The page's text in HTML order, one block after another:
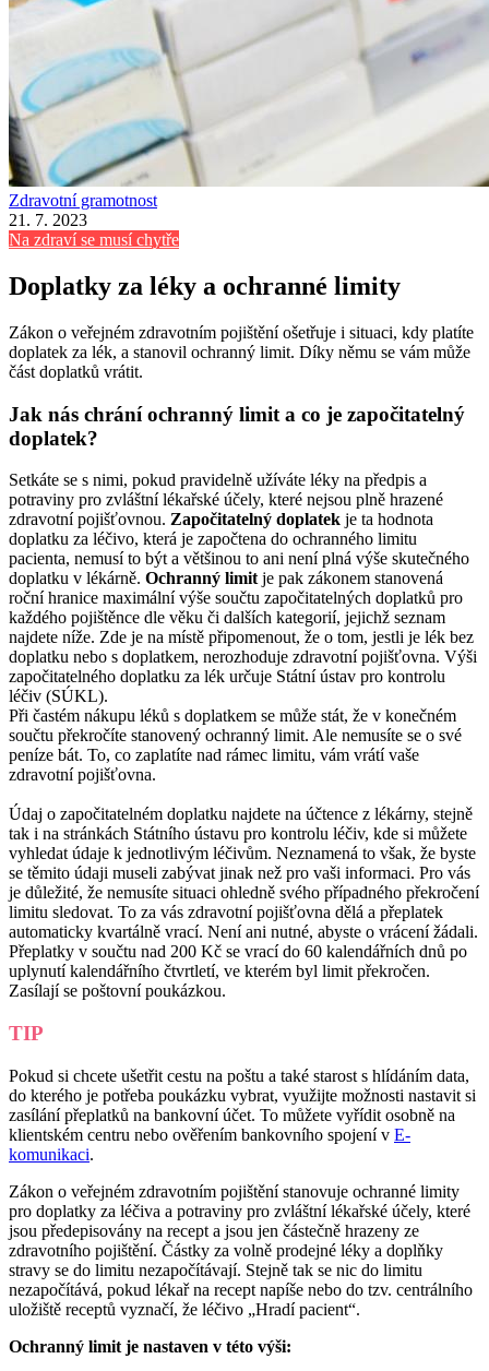
Zdravotní gramotnost
21. 7. 2023
Na zdraví se musí chytře
Doplatky za léky a ochranné limity
Zákon o veřejném zdravotním pojištění ošetřuje i situaci, kdy platíte
doplatek za lék, a stanovil ochranný limit. Díky němu se vám může
část doplatků vrátit.
Jak nás chrání ochranný limit a co je započitatelný
doplatek?
Setkáte se s nimi, pokud pravidelně užíváte léky na předpis a
potraviny pro zvláštní lékařské účely, které nejsou plně hrazené
zdravotní pojišťovnou. Započitatelný doplatek je ta hodnota
doplatku za léčivo, která je započtena do ochranného limitu
pacienta, nemusí to být a většinou to ani není plná výše skutečného
doplatku v lékárně. Ochranný limit je pak zákonem stanovená
roční hranice maximální výše součtu započitatelných doplatků pro
každého pojištěnce dle věku či dalších kategorií, jejichž seznam
najdete níže. Zde je na místě připomenout, že o tom, jestli je lék bez
doplatku nebo s doplatkem, nerozhoduje zdravotní pojišťovna. Výši
započitatelného doplatku za lék určuje Státní ústav pro kontrolu
léčiv (SÚKL).
Při častém nákupu léků s doplatkem se může stát, že v konečném
součtu překročíte stanovený ochranný limit. Ale nemusíte se o své
peníze bát. To, co zaplatíte nad rámec limitu, vám vrátí vaše
zdravotní pojišťovna.
Údaj o započitatelném doplatku najdete na účtence z lékárny, stejně
tak i na stránkách Státního ústavu pro kontrolu léčiv, kde si můžete
vyhledat údaje k jednotlivým léčivům. Neznamená to však, že byste
se těmito údaji museli zabývat jinak než pro vaši informaci. Pro vás
je důležité, že nemusíte situaci ohledně svého případného překročení
limitu sledovat. To za vás zdravotní pojišťovna dělá a přeplatek
automaticky kvartálně vrací. Není ani nutné, abyste o vrácení žádali.
Přeplatky v součtu nad 200 Kč se vrací do 60 kalendářních dnů po
uplynutí kalendářního čtvrtletí, ve kterém byl limit překročen.
Zasílají se poštovní poukázkou.
TIP
Pokud si chcete ušetřit cestu na poštu a také starost s hlídáním data,
do kterého je potřeba poukázku vybrat, využijte možnosti nastavit si
zasílání přeplatků na bankovní účet. To můžete vyřídit osobně na
klientském centru nebo ověřením bankovního spojení v E-
komunikaci.
Zákon o veřejném zdravotním pojištění stanovuje ochranné limity
pro doplatky za léčiva a potraviny pro zvláštní lékařské účely, které
jsou předepisovány na recept a jsou jen částečně hrazeny ze
zdravotního pojištění. Částky za volně prodejné léky a doplňky
stravy se do limitu nezapočítávají. Stejně tak se nic do limitu
nezapočítává, pokud lékař na recept napíše nebo do tzv. centrálního
uložiště receptů vyznačí, že léčivo „Hradí pacient“.
Ochranný limit je nastaven v této výši: